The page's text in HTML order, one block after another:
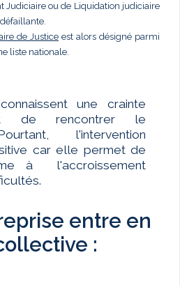
Judiciaire ou de Liquidation judiciaire
de Justice est alors désigné parmi
liste nationale.
une crainte
de rencontrer le
l'intervention
car elle permet de
à l'accroissement
entre en
: